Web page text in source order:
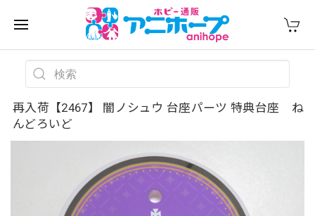
再入荷【2467】 闇ノシュウ 台座パーツ 特典台座 ね
んどろいど